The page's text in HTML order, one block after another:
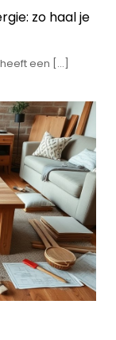
zo haal je
een […]